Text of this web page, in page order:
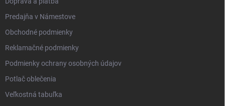
Predajňa v Námestove
Obchodné podmienky
Reklamačné podmienky
Podmienky ochrany osobných údajov
Potlač oblečenia
Veľkostná tabuľka